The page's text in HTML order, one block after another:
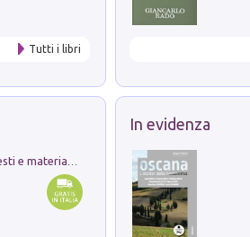
Tutti i libri
In evidenza